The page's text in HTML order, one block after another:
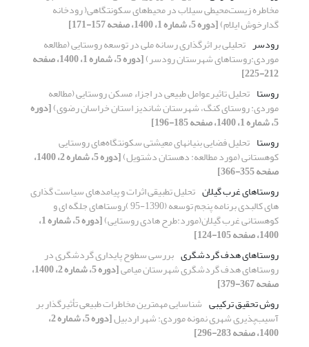
مخاطره زیست‌محیطی سیلاب در محیط‌های سکونتگاهی( رودخانه
گدار‌خوش ایلام)[دوره 5، شماره 1، 1400، صفحه 157-171]
رودسر تحلیلی بر اثرگذاری رسانه ملی در توسعه روستایی (مطالعه
موردی:روستاهای شهرستان رودسر) [دوره 5، شماره 1، 1400، صفحه
212-225]
روستا تحلیل تاثیرعوامل طبیعی در اجزاء مسکن روستایی (مطالعه
موردی: روستای کنگ، شهرستان شاندیز استان خراسان رضوی)[دوره
5، شماره 1، 1400، صفحه 185-196]
روستا
تحلیل فضایی بنیان‎های معیشتی سکونتگاه‌های روستایی
کوهستانی (مورد مطالعه: دهستان دشتویل) [دوره 5، شماره 2، 1400،
صفحه 355-366]
روستاهای غرب گیلان تحلیل تطبیقی اثرات و پیامدهای سیاست گذاری
های کالبدی برنامه پنجم توسعه (1390-95 )روستاهای جلگه ای و
کوهستانی غرب گیلان(مورد:طرح هادی روستایی) [دوره 5، شماره 1،
1400، صفحه 105-124]
روستاهای هدف گردشگری بررسی سطوح پایداری گردشگری در
روستاهای هدف گردشگری شهرستان میامی [دوره 5، شماره 2، 1400،
صفحه 367-379]
روش تحقیق ترکیبی شناسایی مهمترین مخاطرات طبیعی تأثیر‌گذار بر
آسیب‌پذیری شهری نمونه موردی: شهر اردبیل [دوره 5، شماره 2،
1400، صفحه 283-296]